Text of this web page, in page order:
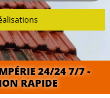
24/24 7/7 -
RAPIDE